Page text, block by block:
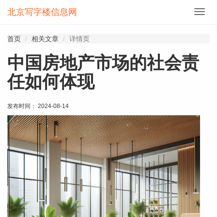
切
北京写字楼信息网
首页 相关文章 详情页
中国房地产市场的社会责
任如何体现
发布时间： 2024-08-14